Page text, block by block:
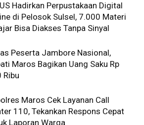
Hadirkan Perpustakaan Digital
di Pelosok Sulsel, 7.000 Materi
Bisa Diakses Tanpa Sinyal
Peserta Jambore Nasional,
Maros Bagikan Uang Saku Rp
Ribu
Maros Cek Layanan Call
110, Tekankan Respons Cepat
Laporan Warga